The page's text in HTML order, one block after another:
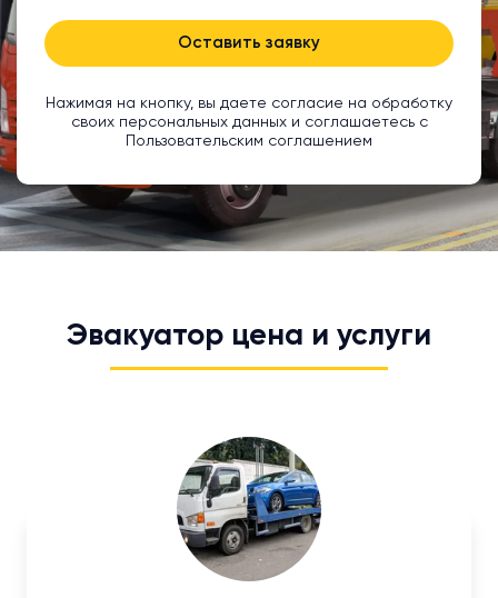
Оставить заявку
Нажимая на кнопку, вы даете согласие на обработку
своих персональных данных и соглашаетесь с
Пользовательским соглашением
Эвакуатор цена и услуги